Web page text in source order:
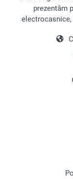
prezentăm